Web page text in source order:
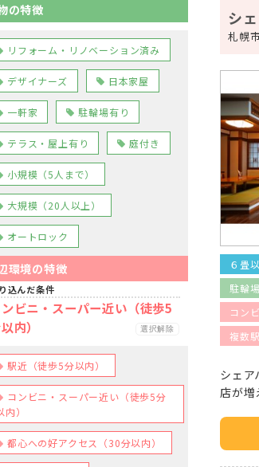
の特徴
リフォーム・リノベーション済み
デザイナーズ 日本家屋
一軒家 駐輪場有り
テラス・屋上有り 庭付き
小規模（5人まで）
大規模（20人以上）
オートロック
環境の特徴
込んだ条件
ビニ・スーパー近い（徒歩5
内）
選択解除
駅近（徒歩5分以内）
コンビニ・スーパー近い（徒歩5分
内）
都心への好アクセス（30分以内）
シ
札幌
６畳
駐輪
コン
複数
シェ
店が